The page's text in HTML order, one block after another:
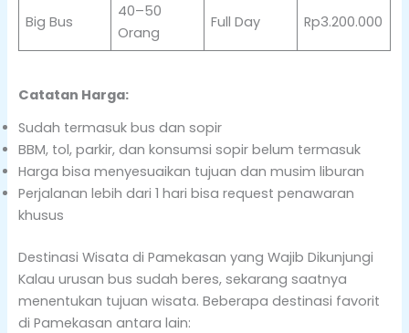
Big Bus
40–50
Orang
Full Day Rp3.200.000
Catatan Harga:
Sudah termasuk bus dan sopir
BBM, tol, parkir, dan konsumsi sopir belum termasuk
Harga bisa menyesuaikan tujuan dan musim liburan
Perjalanan lebih dari 1 hari bisa request penawaran
khusus
Destinasi Wisata di Pamekasan yang Wajib Dikunjungi
Kalau urusan bus sudah beres, sekarang saatnya
menentukan tujuan wisata. Beberapa destinasi favorit
di Pamekasan antara lain: